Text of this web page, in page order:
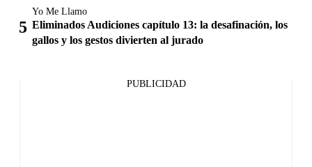
Yo Me Llamo
Eliminados Audiciones capítulo 13: la desafinación, los
gallos y los gestos divierten al jurado
PUBLICIDAD